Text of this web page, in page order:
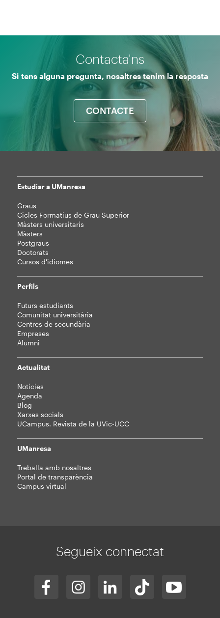
Contacta'ns
Si tens alguna pregunta, nosaltres tenim la resposta
CONTACTE
Mapa
web
Estudiar a UManresa
Graus
Cicles Formatius de Grau Superior
Màsters universitaris
Màsters
Postgraus
Doctorats
Cursos d'idiomes
Perfils
Futurs estudiants
Comunitat universitària
Centres de secundària
Empreses
Alumni
Actualitat
Notícies
Agenda
Blog
Xarxes socials
UCampus. Revista de la UVic-UCC
UManresa
Treballa amb nosaltres
Portal de transparència
Campus virtual
Segueix connectat